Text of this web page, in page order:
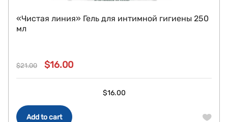
Add to cart
«Чистая линия» Гель для интимной гигиены 250
мл
$21.00
$21.00.
$16.00
$16.00